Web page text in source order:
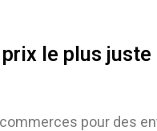
le plus juste
pour des